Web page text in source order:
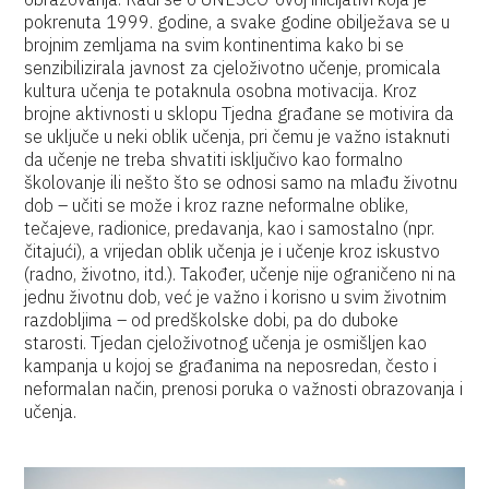
pokrenuta 1999. godine, a svake godine obilježava se u
brojnim zemljama na svim kontinentima kako bi se
senzibilizirala javnost za cjeloživotno učenje, promicala
kultura učenja te potaknula osobna motivacija. Kroz
brojne aktivnosti u sklopu Tjedna građane se motivira da
se uključe u neki oblik učenja, pri čemu je važno istaknuti
da učenje ne treba shvatiti isključivo kao formalno
školovanje ili nešto što se odnosi samo na mlađu životnu
dob – učiti se može i kroz razne neformalne oblike,
tečajeve, radionice, predavanja, kao i samostalno (npr.
čitajući), a vrijedan oblik učenja je i učenje kroz iskustvo
(radno, životno, itd.). Također, učenje nije ograničeno ni na
jednu životnu dob, već je važno i korisno u svim životnim
razdobljima – od predškolske dobi, pa do duboke
starosti. Tjedan cjeloživotnog učenja je osmišljen kao
kampanja u kojoj se građanima na neposredan, često i
neformalan način, prenosi poruka o važnosti obrazovanja i
učenja.